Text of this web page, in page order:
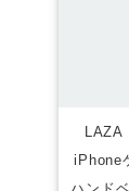
LAZA
iPhone